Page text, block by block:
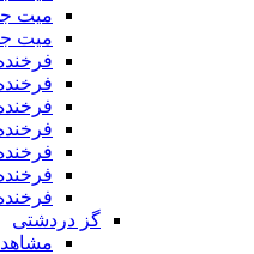
میت
میت
گز دردشتی